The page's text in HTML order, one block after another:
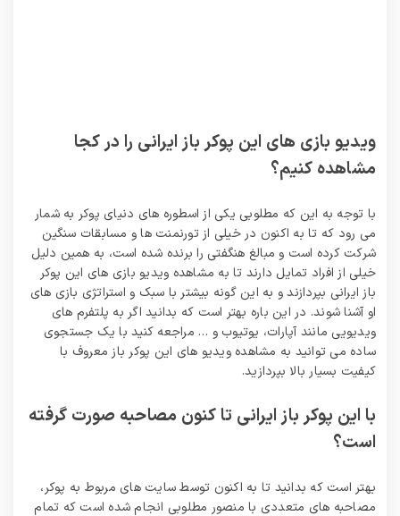
ویدیو بازی های این پوکر باز ایرانی را در کجا
مشاهده کنیم؟
با توجه به این که مطلوبی یکی از اسطوره های دنیای پوکر به شمار
می‌ رود که تا به اکنون در خیلی از تورنمنت ها و مسابقات سنگین
شرکت کرده است و مبالغ هنگفتی را برنده شده است، به همین دلیل
خیلی از افراد تمایل دارند تا به مشاهده ویدیو بازی های این پوکر
باز ایرانی بپردازند و به این گونه بیشتر با سبک و استراتژی بازی های
او آشنا شوند. در این باره بهتر است که بدانید اگر به پلتفرم های
ویدیویی مانند آپارات، یوتیوب و … مراجعه کنید با یک جستجوی
ساده می‌ توانید به مشاهده ویدیو های این پوکر باز معروف با
کیفیت بسیار بالا بپردازید.
با این پوکر باز ایرانی تا کنون مصاحبه صورت گرفته
است؟
بهتر است که بدانید تا به اکنون توسط سایت های مربوط به پوکر،
مصاحبه های متعددی با منصور مطلوبی انجام شده است که تمام